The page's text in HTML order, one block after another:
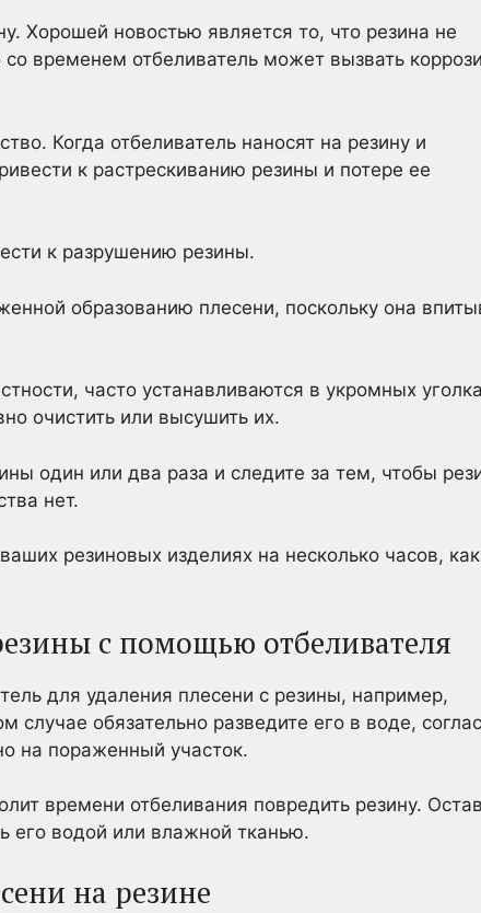
Хорошей новостью является то, что резина не
временем отбеливатель может вызвать
Когда отбеливатель наносят на резину и
к растрескиванию резины и потере ее
к разрушению резины.
образованию плесени, поскольку она
часто устанавливаются в укромных
очистить или высушить их.
один или два раза и следите за тем, чтобы
нет.
резиновых изделиях на несколько часов,
с помощью отбеливателя
для удаления плесени с резины, например,
обязательно разведите его в воде,
на пораженный участок.
времени отбеливания повредить резину.
его водой или влажной тканью.
на резине